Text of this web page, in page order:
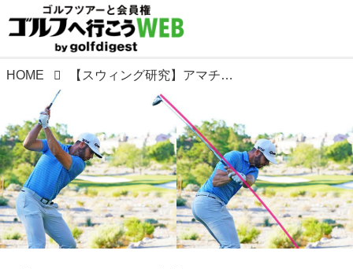
HOME 【スウィング研究】アマチュアにやってほしいシャフト寝かせ①。理想のスウィングプレーンに乗り始めるぞ!